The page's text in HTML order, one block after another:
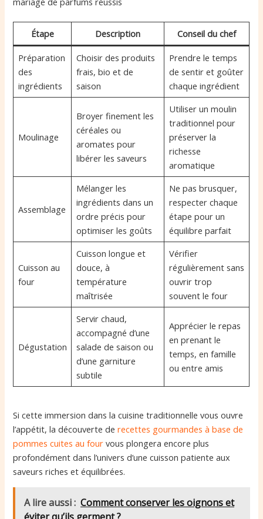
Étape Description Conseil du chef
Préparation
des
ingrédients
Choisir des produits
frais, bio et de
saison
Prendre le temps
de sentir et goûter
chaque ingrédient
Moulinage
Broyer finement les
céréales ou
aromates pour
libérer les saveurs
Utiliser un moulin
traditionnel pour
préserver la
richesse
aromatique
Assemblage
Mélanger les
ingrédients dans un
ordre précis pour
optimiser les goûts
Ne pas brusquer,
respecter chaque
étape pour un
équilibre parfait
Cuisson au
four
Cuisson longue et
douce, à
température
maîtrisée
Vérifier
régulièrement sans
ouvrir trop
souvent le four
Dégustation
Servir chaud,
accompagné d’une
salade de saison ou
d’une garniture
subtile
Apprécier le repas
en prenant le
temps, en famille
ou entre amis
Si cette immersion dans la cuisine traditionnelle vous ouvre
l’appétit, la découverte derecettes gourmandes à base de
pommes cuites au four vous plongera encore plus
profondément dans l’univers d’une cuisson patiente aux
saveurs riches et équilibrées.
A lire aussi : Comment conserver les oignons et